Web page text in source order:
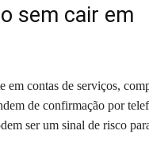
sem cair em
em contas de serviços,
de confirmação por
ser um sinal de risco